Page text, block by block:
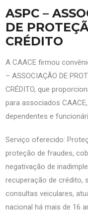
ASPC –
DE
CRÉDITO
A CAACE firmou
– ASSOCIAÇÃO DE
CRÉDITO, que
para associados
dependentes e
Serviço oferecido:
proteção de fraudes,
negativação de
recuperação de crédito,
consultas veiculares,
nacional há mais de 16